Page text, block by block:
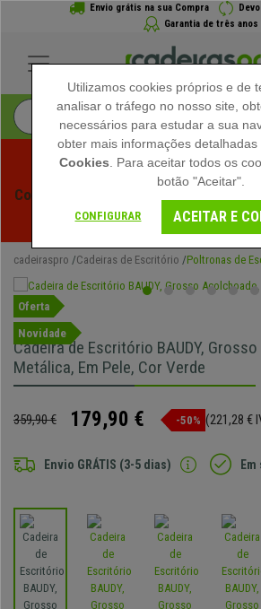
Envio grátis na sua Compra
Garantia de três anos
Começam os Saldos de Verão em
Exclusivos por Tempo Limitado -
cadeiraspro Cadeiras de Escritório Poltronas de
Oferta
Novidade
Cadeira de Escritório BAUDY,
Metálica, Em Pele, Cor Verde
359,90 € 179,90 € -50% (221,28 €
Envio GRÁTIS (3-5 dias)
Utilizamos cookies próprios e de
analisar o tráfego no nosso site,
necessários para estudar a sua
obter mais informações detalhadas
Cookies . Para aceitar todos os
botão "Aceitar".
CONFIGURAR ACEITAR E